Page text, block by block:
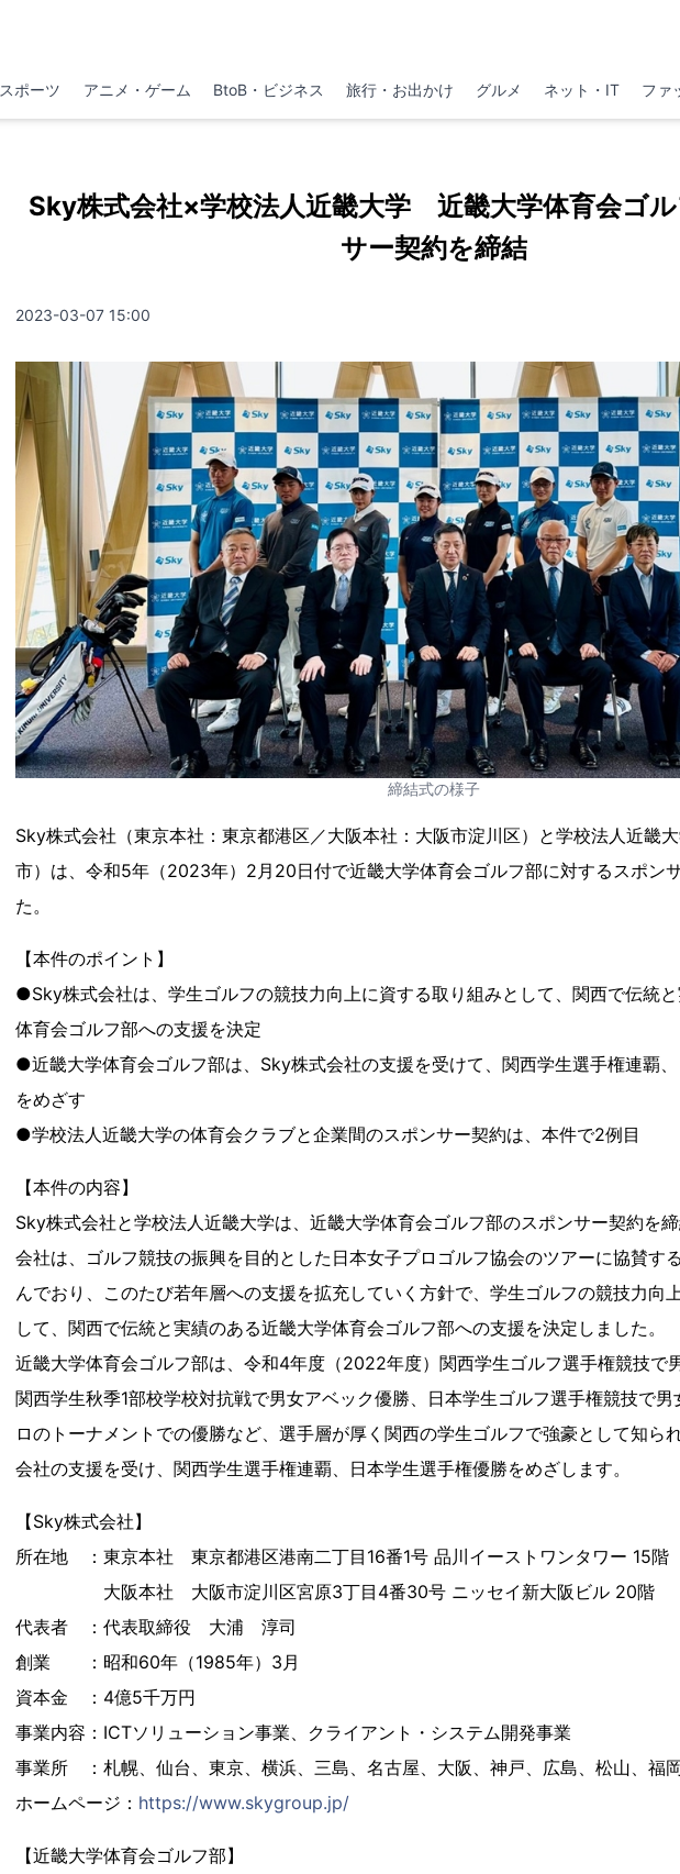
スポーツ アニメ・ゲーム BtoB・ビジネス 旅行・お出かけ グルメ ネット・IT ファ
Sky株式会社×学校法人近畿大学 近畿大学体育会ゴ
サー契約を締結
2023-03-07 15:00
締結式の様子
Sky株式会社（東京本社：東京都港区／大阪本社：大阪市淀川区）と学校法人近畿
市）は、令和5年（2023年）2月20日付で近畿大学体育会ゴルフ部に対するスポン
た。
【本件のポイント】
●Sky株式会社は、学生ゴルフの競技力向上に資する取り組みとして、関西で伝統
体育会ゴルフ部への支援を決定
●近畿大学体育会ゴルフ部は、Sky株式会社の支援を受けて、関西学生選手権連覇
をめざす
●学校法人近畿大学の体育会クラブと企業間のスポンサー契約は、本件で2例目
【本件の内容】
Sky株式会社と学校法人近畿大学は、近畿大学体育会ゴルフ部のスポンサー契約を
会社は、ゴルフ競技の振興を目的とした日本女子プロゴルフ協会のツアーに協賛す
んでおり、このたび若年層への支援を拡充していく方針で、学生ゴルフの競技力向
して、関西で伝統と実績のある近畿大学体育会ゴルフ部への支援を決定しました。
近畿大学体育会ゴルフ部は、令和4年度（2022年度）関西学生ゴルフ選手権競技で
関西学生秋季1部校学校対抗戦で男女アベック優勝、日本学生ゴルフ選手権競技で
ロのトーナメントでの優勝など、選手層が厚く関西の学生ゴルフで強豪として知ら
会社の支援を受け、関西学生選手権連覇、日本学生選手権優勝をめざします。
【Sky株式会社】
所在地 ：東京本社 東京都港区港南二丁目16番1号 品川イーストワンタワー 15階
大阪本社 大阪市淀川区宮原3丁目4番30号 ニッセイ新大阪ビル 20階
代表者 ：代表取締役 大浦 淳司
創業 ：昭和60年（1985年）3月
資本金 ：4億5千万円
事業内容：ICTソリューション事業、クライアント・システム開発事業
事業所 ：札幌、仙台、東京、横浜、三島、名古屋、大阪、神戸、広島、松山、福
ホームページ： https://www.skygroup.jp/
【近畿大学体育会ゴルフ部】